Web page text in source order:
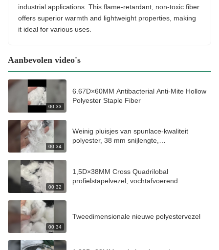
industrial applications. This flame-retardant, non-toxic fiber
offers superior warmth and lightweight properties, making
it ideal for various uses.
Aanbevolen video's
00:33
6.67D×60MM Antibacterial Anti-Mite Hollow
Polyester Staple Fiber
00:34
Weinig pluisjes van spunlace-kwaliteit
polyester, 38 mm snijlengte,
00:32
1,5D×38MM Cross Quadrilobal
profielstapelvezel, vochtafvoerend
00:34
Tweedimensionale nieuwe polyestervezel